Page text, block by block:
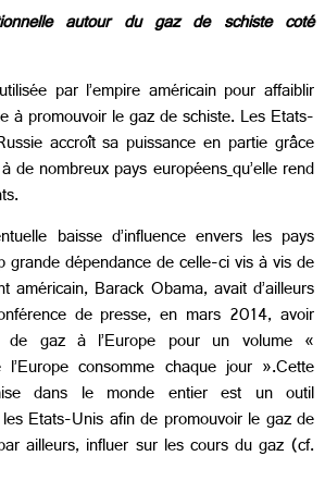
autour du gaz de schiste coté
par l’empire américain pour affaiblir
à promouvoir le gaz de schiste. Les Etats-
accroît sa puissance en partie grâce
de nombreux pays européensqu’elle rend
baisse d’influence envers les pays
grande dépendance de celle-ci vis à vis de
américain, Barack Obama, avait d’ailleurs
de presse, en mars 2014, avoir
de gaz à l’Europe pour un volume «
consomme chaque jour ».Cette
dans le monde entier est un outil
Etats-Unis afin de promouvoir le gaz de
ailleurs, influer sur les cours du gaz (cf.